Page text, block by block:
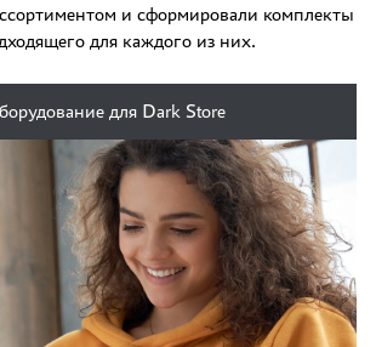
и сформировали комплекты
для каждого из них.
для Dark Store